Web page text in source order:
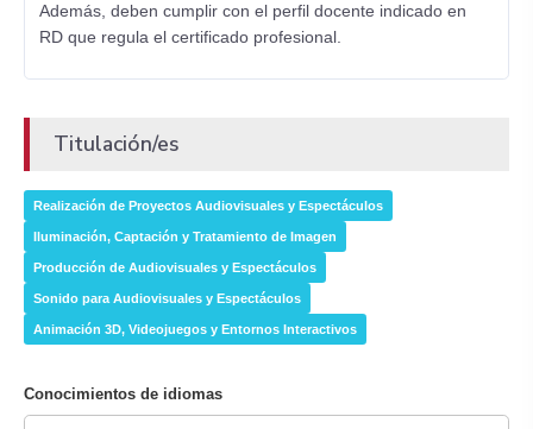
Además, deben cumplir con el perfil docente indicado en
RD que regula el certificado profesional.
Titulación/es
Realización de Proyectos Audiovisuales y Espectáculos
Iluminación, Captación y Tratamiento de Imagen
Producción de Audiovisuales y Espectáculos
Sonido para Audiovisuales y Espectáculos
Animación 3D, Videojuegos y Entornos Interactivos
Conocimientos de idiomas